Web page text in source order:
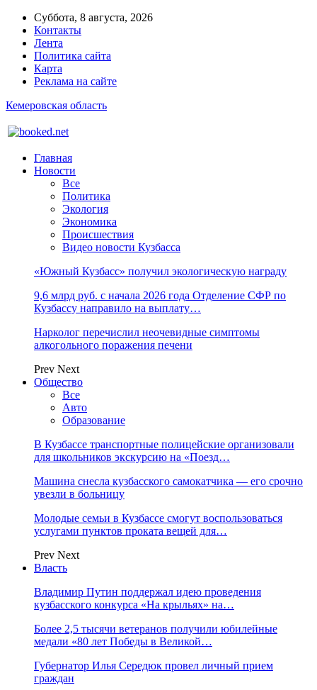
Суббота, 8 августа, 2026
Контакты
Лента
Политика сайта
Карта
Реклама на сайте
Кемеровская область
Главная
Новости
Все
Политика
Экология
Экономика
Происшествия
Видео новости Кузбасса
«Южный Кузбасс» получил экологическую награду
9,6 млрд руб. с начала 2026 года Отделение СФР по
Кузбассу направило на выплату…
Нарколог перечислил неочевидные симптомы
алкогольного поражения печени
Prev Next
Общество
Все
Авто
Образование
В Кузбассе транспортные полицейские организовали
для школьников экскурсию на «Поезд…
Машина снесла кузбасского самокатчика — его срочно
увезли в больницу
Молодые семьи в Кузбассе смогут воспользоваться
услугами пунктов проката вещей для…
Prev Next
Власть
Владимир Путин поддержал идею проведения
кузбасского конкурса «На крыльях» на…
Более 2,5 тысячи ветеранов получили юбилейные
медали «80 лет Победы в Великой…
Губернатор Илья Середюк провел личный прием
граждан